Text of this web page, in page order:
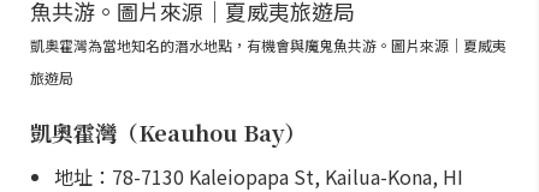
凱奧霍灣為當地知名的潛水地點，有機會與魔鬼魚共游。圖片來源｜夏威夷
旅遊局
凱奧霍灣（Keauhou Bay）
地址：78-7130 Kaleiopapa St, Kailua-Kona, HI